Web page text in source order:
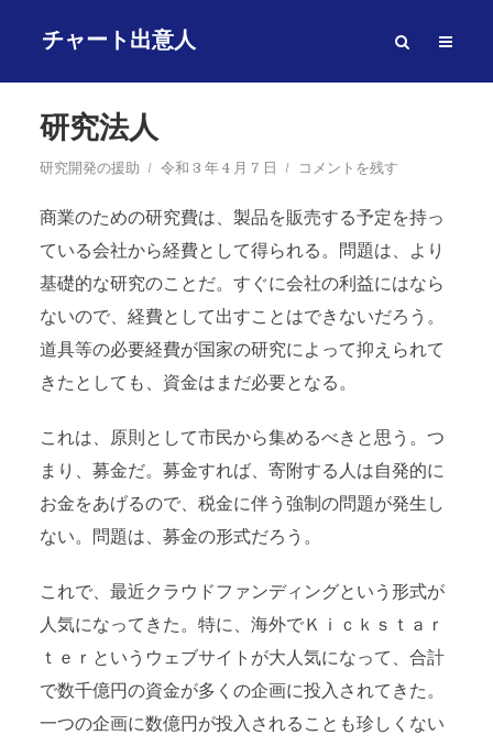
チャート出意人
研究法人
研究開発の援助 令和 3 年 4 月 7 日 コメントを残す
商業のための研究費は、製品を販売する予定を持っ
ている会社から経費として得られる。問題は、より
基礎的な研究のことだ。すぐに会社の利益にはなら
ないので、経費として出すことはできないだろう。
道具等の必要経費が国家の研究によって抑えられて
きたとしても、資金はまだ必要となる。
これは、原則として市民から集めるべきと思う。つ
まり、募金だ。募金すれば、寄附する人は自発的に
お金をあげるので、税金に伴う強制の問題が発生し
ない。問題は、募金の形式だろう。
これで、最近クラウドファンディングという形式が
人気になってきた。特に、海外でＫｉｃｋｓｔａｒ
ｔｅｒというウェブサイトが大人気になって、合計
で数千億円の資金が多くの企画に投入されてきた。
一つの企画に数億円が投入されることも珍しくない